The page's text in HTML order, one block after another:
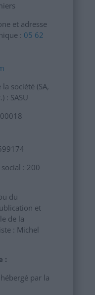
et adresse
: 05 62
société (SA,
: SASU
: 200
du
et
de la
: Michel
:
par la